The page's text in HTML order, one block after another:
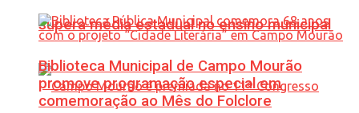
supera média estadual no ensino municipal
Biblioteca Municipal de Campo Mourão
promove programação especial em
comemoração ao Mês do Folclore